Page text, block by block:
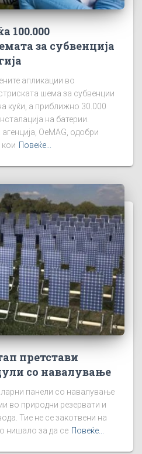
100.000
за субвенција
апликации во
шема за субвенции
куќи, а приближно 30.000
на батерии.
OeMAG, одобри
кои Повеќе...
претстави
со навалување
панели со навалување
во природни резервати и
Тие не се закотвени на
нишало за да се Повеќе...